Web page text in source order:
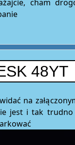
cham
48YT
widać na
jest i tak trudno